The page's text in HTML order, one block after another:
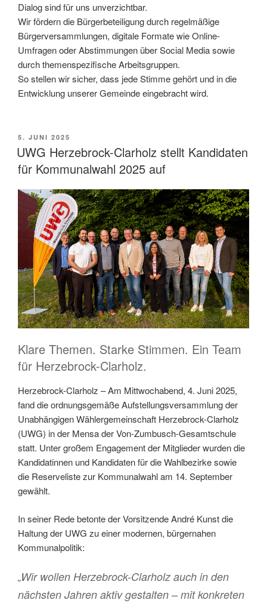
Dialog sind für uns unverzichtbar.
Wir fördern die Bürgerbeteiligung durch regelmäßige
Bürgerversammlungen, digitale Formate wie Online-
Umfragen oder Abstimmungen über Social Media sowie
durch themenspezifische Arbeitsgruppen.
So stellen wir sicher, dass jede Stimme gehört und in die
Entwicklung unserer Gemeinde eingebracht wird.
VERÖFFENTLICHT
AM
5. JUNI 2025
UWG Herzebrock-Clarholz stellt Kandidaten
für Kommunalwahl 2025 auf
Klare Themen. Starke Stimmen. Ein Team
für Herzebrock-Clarholz.
Herzebrock-Clarholz – Am Mittwochabend, 4. Juni 2025,
fand die ordnungsgemäße Aufstellungsversammlung der
Unabhängigen Wählergemeinschaft Herzebrock-Clarholz
(UWG) in der Mensa der Von-Zumbusch-Gesamtschule
statt. Unter großem Engagement der Mitglieder wurden die
Kandidatinnen und Kandidaten für die Wahlbezirke sowie
die Reserveliste zur Kommunalwahl am 14. September
gewählt.
In seiner Rede betonte der Vorsitzende André Kunst die
Haltung der UWG zu einer modernen, bürgernahen
Kommunalpolitik:
„Wir wollen Herzebrock-Clarholz auch in den
nächsten Jahren aktiv gestalten – mit konkreten